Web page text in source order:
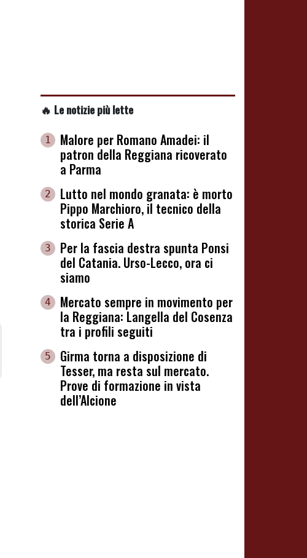
🔥 Le notizie più lette
1
Malore per Romano Amadei: il
patron della Reggiana ricoverato
a Parma
2
Lutto nel mondo granata: è morto
Pippo Marchioro, il tecnico della
storica Serie A
3
Per la fascia destra spunta Ponsi
del Catania. Urso-Lecco, ora ci
siamo
4
Mercato sempre in movimento per
la Reggiana: Langella del Cosenza
tra i profili seguiti
5
Girma torna a disposizione di
Tesser, ma resta sul mercato.
Prove di formazione in vista
dell’Alcione